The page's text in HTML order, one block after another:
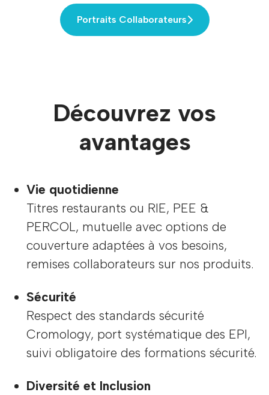
Portraits Collaborateurs
Découvrez vos
avantages
Vie quotidienne
Titres restaurants ou RIE, PEE &
PERCOL, mutuelle avec options de
couverture adaptées à vos besoins,
remises collaborateurs sur nos produits.
Sécurité
Respect des standards sécurité
Cromology, port systématique des EPI,
suivi obligatoire des formations sécurité.
Diversité et Inclusion